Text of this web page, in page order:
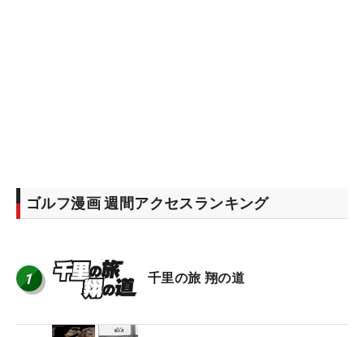
ゴルフ漫画 週間アクセスランキング
1 千里の旅 翔の道